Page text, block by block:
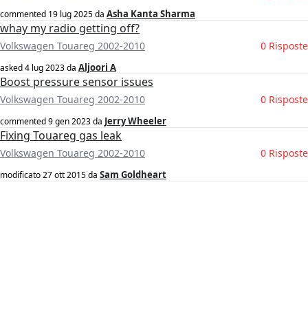
commented 19 lug 2025da Asha Kanta Sharma
whay my radio getting off?
Volkswagen Touareg 2002-2010 0 Risposte
asked4 lug 2023da Aljoori A
Boost pressure sensor issues
Volkswagen Touareg 2002-2010 0 Risposte
commented9 gen 2023da Jerry Wheeler
Fixing Touareg gas leak
Volkswagen Touareg 2002-2010 0 Risposte
modificato27 ott 2015da Sam Goldheart